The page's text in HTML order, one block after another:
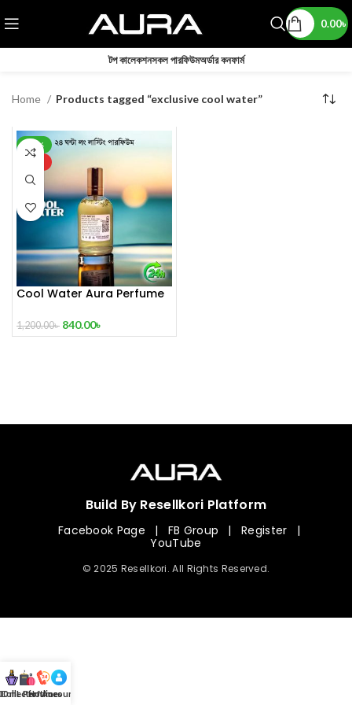
0.00৳
টপ কালেকশনসকল পারফিউমঅর্ডার কনফার্ম
Home Products tagged “exclusive cool water”
-30%
Cool Water Aura Perfume
1,200.00৳ 840.00৳
Build By Resellkori Platform
Facebook Page | FB Group | Register
|
YouTube
© 2025 Resellkori. All Rights Reserved.
mL Perfumes
Hotline
Account